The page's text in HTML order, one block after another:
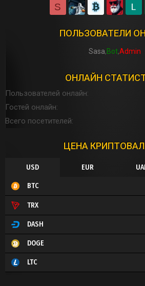
S
ПОЛЬЗОВАТЕЛИ
Sasa BotAdmin
ОНЛАЙН
Пользователей онлайн
Гостей онлайн
Всего посетителей
ЦЕНА
USD EUR
BTC
TRX
DASH
DOGE
LTC